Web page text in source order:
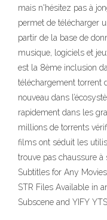
mais n'hésitez pas à
permet de télécharger
partir de la base de
musique, logiciels et
est la 8ème inclusion
téléchargement torrent
nouveau dans
rapidement dans les
millions de torrents
films ont séduit les
trouve pas chaussure
Subtitles for Any
STR Files Available in
Subscene and YIFY